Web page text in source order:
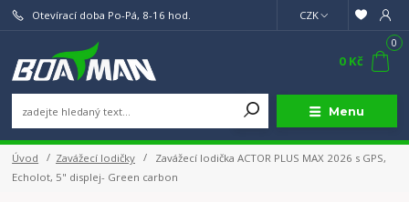
Menu
CZK
Otevírací doba Po-Pá, 8-16 hod.
0
0 Kč
Úvod Zavážecí lodičky
Zavážecí lodička ACTOR PLUS MAX 2026 s GPS,
Echolot, 5" displej- Green carbon